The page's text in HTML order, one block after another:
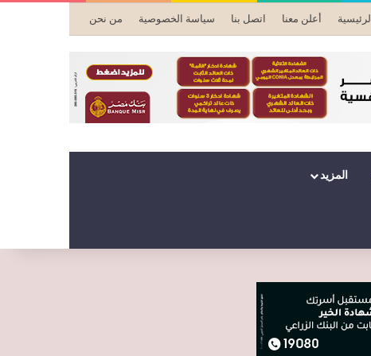
الرئيسية أعلن معنا اتصل بنا سياسة الخصوصية من نحن
المزيد